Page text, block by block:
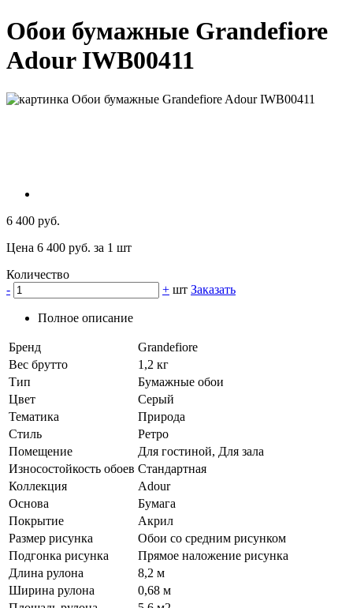
Обои бумажные Grandefiore
Adour IWB00411
6 400 руб.
Цена 6 400 руб. за 1 шт
Количество
-
+ шт Заказать
Полное описание
Бренд
Grandefiore
Вес брутто
1,2 кг
Тип
Бумажные обои
Цвет
Серый
Тематика
Природа
Стиль
Ретро
Помещение
Для гостиной, Для зала
Износостойкость обоев Стандартная
Коллекция
Adour
Основа
Бумага
Покрытие
Акрил
Размер рисунка
Обои со средним рисунком
Подгонка рисунка
Прямое наложение рисунка
Длина рулона
8,2 м
Ширина рулона
0,68 м